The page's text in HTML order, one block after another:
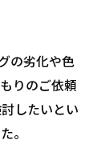
の劣化や色
りのご依頼
したいとい
。